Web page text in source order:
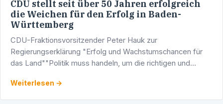
CDU stellt seit über 50 Jahren erfolgreich
die Weichen für den Erfolg in Baden-
Württemberg
CDU-Fraktionsvorsitzender Peter Hauk zur
Regierungserklärung "Erfolg und Wachstumschancen für
das Land""Politik muss handeln, um die richtigen und
zu treffen. …
Weiterlesen →